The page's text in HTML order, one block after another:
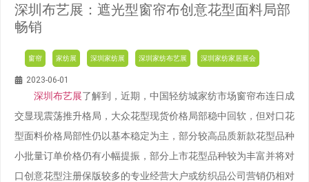
深圳布艺展：遮光型窗帘布创意花型面料局部
畅销
窗帘 家纺展 深圳家纺展 深圳家纺布艺展 深圳家纺家居展会
2023-06-01
深圳布艺展了解到，近期，中国轻纺城家纺市场窗帘布连日成
交显现震荡推升格局，大众花型现货价格局部稳中回软，但对口花
型面料价格局部性仍以基本稳定为主，部分较高品质新款花型品种
小批量订单价格仍有小幅提振，部分上市花型品种较为丰富并将对
口创意花型注册保版较多的专业经营大户或纺织品公司营销仍相对